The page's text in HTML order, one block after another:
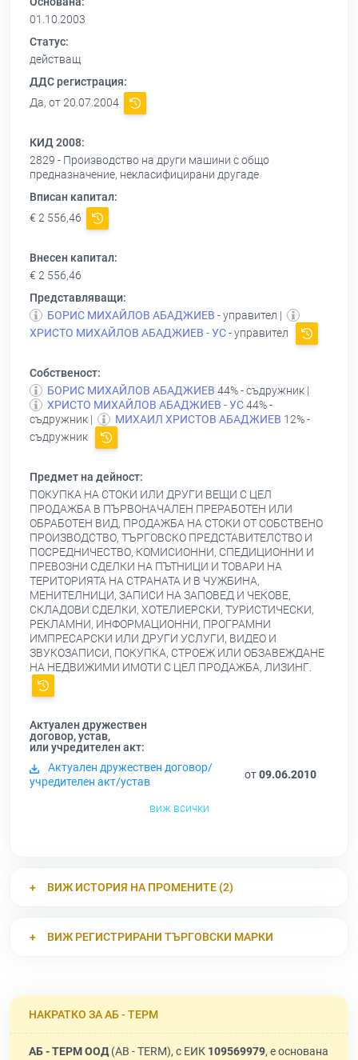
01.10.2003
Статус:
действащ
ДДС регистрация:
Да, от 20.07.2004
КИД 2008:
2829 - Производство на други машини с общо
предназначение, некласифицирани другаде
Вписан капитал:
€ 2 556,46
Внесен капитал:
€ 2 556,46
Представляващи:
БОРИС МИХАЙЛОВ АБАДЖИЕВ - управител |
ХРИСТО МИХАЙЛОВ АБАДЖИЕВ - УС- управител
Собственост:
БОРИС МИХАЙЛОВ АБАДЖИЕВ 44% - съдружник |
ХРИСТО МИХАЙЛОВ АБАДЖИЕВ - УС44% -
съдружник |
МИХАИЛ ХРИСТОВ АБАДЖИЕВ 12% -
съдружник
Предмет на дейност:
ПОКУПКА НА СТОКИ ИЛИ ДРУГИ ВЕЩИ С ЦЕЛ
ПРОДАЖБА В ПЪРВОНАЧАЛЕН ПРЕРАБОТЕН ИЛИ
ОБРАБОТЕН ВИД, ПРОДАЖБА НА СТОКИ ОТ СОБСТВЕНО
ПРОИЗВОДСТВО, ТЪРГОВСКО ПРЕДСТАВИТЕЛСТВО И
ПОСРЕДНИЧЕСТВО, КОМИСИОННИ, СПЕДИЦИОННИ И
ПРЕВОЗНИ СДЕЛКИ НА ПЪТНИЦИ И ТОВАРИ НА
ТЕРИТОРИЯТА НА СТРАНАТА И В ЧУЖБИНА,
МЕНИТЕЛНИЦИ, ЗАПИСИ НА ЗАПОВЕД И ЧЕКОВЕ,
СКЛАДОВИ СДЕЛКИ, ХОТЕЛИЕРСКИ, ТУРИСТИЧЕСКИ,
РЕКЛАМНИ, ИНФОРМАЦИОННИ, ПРОГРАМНИ
ИМПРЕСАРСКИ ИЛИ ДРУГИ УСЛУГИ, ВИДЕО И
ЗВУКОЗАПИСИ, ПОКУПКА, СТРОЕЖ ИЛИ ОБЗАВЕЖДАНЕ
НА НЕДВИЖИМИ ИМОТИ С ЦЕЛ ПРОДАЖБА, ЛИЗИНГ.
Актуален дружествен
договор, устав,
или учредителен акт:
Актуален дружествен договор/
учредителен акт/устав
от09.06.2010
виж всички
ВИЖ ИСТОРИЯ НА ПРОМЕНИТЕ (2)
ВИЖ РЕГИСТРИРАНИ ТЪРГОВСКИ МАРКИ
НАКРАТКО ЗА АБ - ТЕРМ
АБ - ТЕРМ ООД(AB - TERM), с ЕИК 109569979, е основана